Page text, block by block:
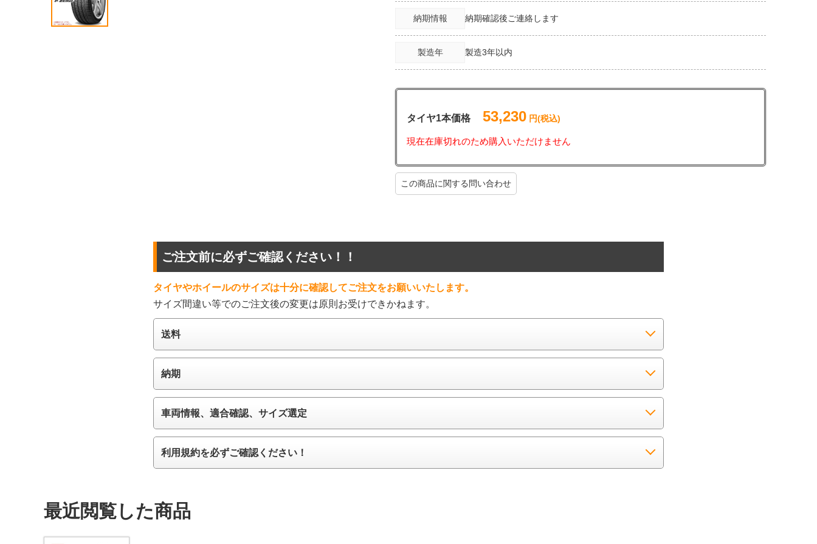
納期情報 納期確認後ご連絡します
製造年 製造3年以内
タイヤ1本価格 53,230 円(税込)
現在在庫切れのため購入いただけません
この商品に関する問い合わせ
ご注文前に必ずご確認ください！！
タイヤやホイールのサイズは十分に確認してご注文をお願いいたします。
サイズ間違い等でのご注文後の変更は原則お受けできかねます。
送料
納期
車両情報、適合確認、サイズ選定
利用規約を必ずご確認ください！
最近閲覧した商品